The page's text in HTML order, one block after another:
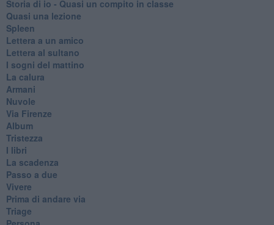
Storia di io - Quasi un compito in classe
Quasi una lezione
Spleen
Lettera a un amico
Lettera al sultano
I sogni del mattino
La calura
Armani
Nuvole
Via Firenze
Album
Tristezza
I libri
La scadenza
Passo a due
Vivere
Prima di andare via
Triage